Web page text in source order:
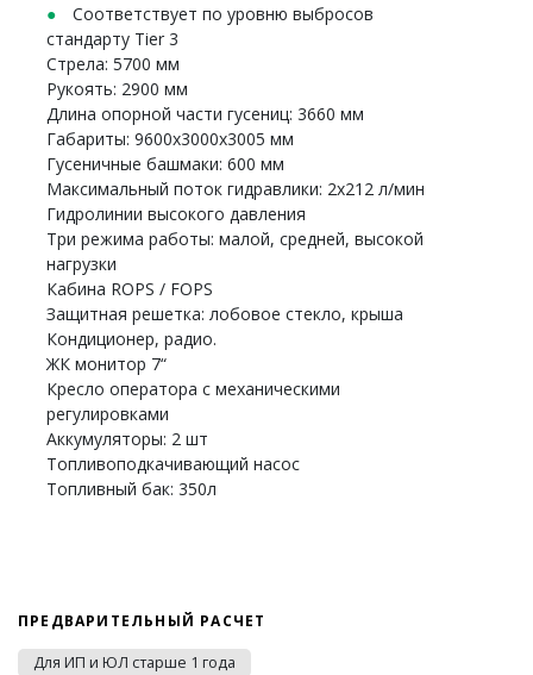
Соответствует по уровню выбросов
стандарту Tier 3
Стрела: 5700 мм
Рукоять: 2900 мм
Длина опорной части гусениц: 3660 мм
Габариты: 9600х3000х3005 мм
Гусеничные башмаки: 600 мм
Максимальный поток гидравлики: 2х212 л/мин
Гидролинии высокого давления
Три режима работы: малой, средней, высокой
нагрузки
Кабина ROPS / FOPS
Защитная решетка: лобовое стекло, крыша
Кондиционер, радио.
ЖК монитор 7“
Кресло оператора с механическими
регулировками
Аккумуляторы: 2 шт
Топливоподкачивающий насос
Топливный бак: 350л
ПРЕДВАРИТЕЛЬНЫЙ РАСЧЕТ
Для ИП и ЮЛ старше 1 года